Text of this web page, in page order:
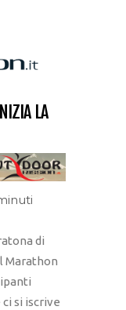
LA
di
Marathon
si iscrive